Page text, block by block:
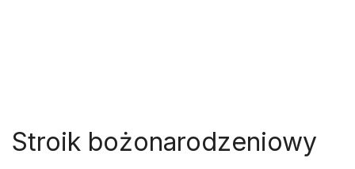
Stroik bożonarodzeniowy